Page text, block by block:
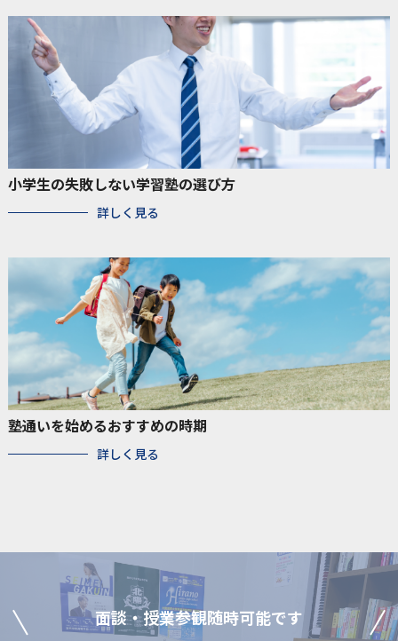
小学生の失敗しない学習塾の選び方
詳しく見る
塾通いを始めるおすすめの時期
詳しく見る
⾯談‧授業参観随時可能です